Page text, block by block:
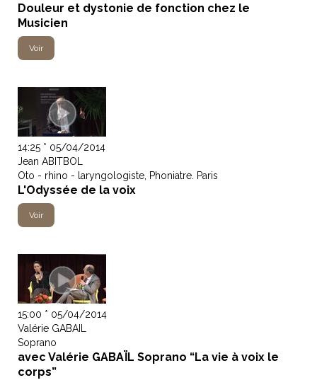
Douleur et dystonie de fonction chez le
Musicien
Voir
14:25 * 05/04/2014
Jean ABITBOL
Oto - rhino - laryngologiste, Phoniatre. Paris
L'Odyssée de la voix
Voir
15:00 * 05/04/2014
Valérie GABAIL
Soprano
avec Valérie GABAÏL Soprano “La vie à voix le
corps”